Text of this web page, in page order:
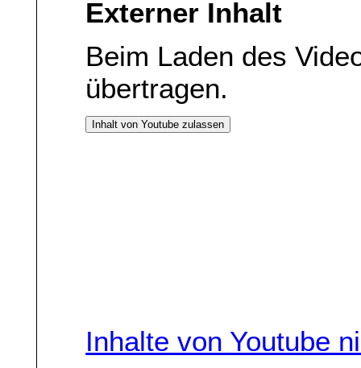
Externer Inhalt
Beim Laden des
übertragen.
Inhalt von Youtube zulassen
Inhalte von Youtube